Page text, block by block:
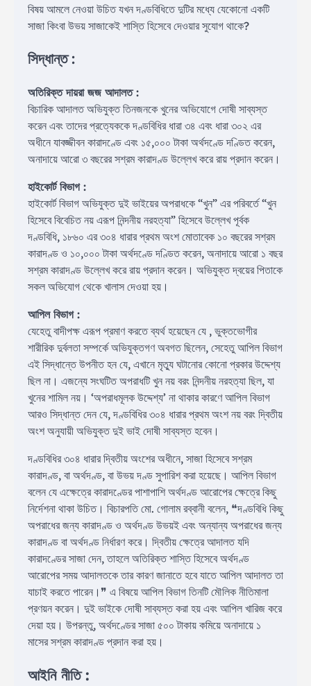
বিষয় আমলে নেওয়া উচিত যখন দণ্ডবিধিতে দুটির মধ্যে যেকোনো একটি
সাজা কিংবা উভয় সাজাকেই শাস্তি হিসেবে দেওয়ার সুযোগ থাকে?
সিদ্ধান্ত :
অতিরিক্ত দায়রা জজ আদালত:
বিচারিক আদালত অভিযুক্ত তিনজনকে খুনের অভিযোগে দোষী সাব্যস্ত
করেন এবং তাদের প্রত্যেককে দণ্ডবিধির ধারা ৩৪ এবং ধারা ৩০২ এর
অধীনে যাবজ্জীবন কারাদণ্ডে এবং ১৫,০০০ টাকা অর্থদণ্ডে দণ্ডিত করেন,
অনাদায়ে আরো ৩ বছরের সশ্রম কারাদণ্ড উল্লেখ করে রায় প্রদান করেন।
হাইকোর্ট বিভাগ :
হাইকোর্ট বিভাগ অভিযুক্ত দুই ভাইয়ের অপরাধকে “খুন” এর পরিবর্তে “খুন
হিসেবে বিবেচিত নয় এরূপ নিন্দনীয় নরহত্যা” হিসেবে উল্লেখ পূর্বক
দণ্ডবিধি, ১৮৬০ এর ৩০৪ ধারার প্রথম অংশ মোতাবেক ১০ বছরের সশ্রম
কারাদণ্ড ও ১০,০০০ টাকা অর্থদণ্ডে দণ্ডিত করেন, অনাদায়ে আরো ১ বছর
সশ্রম কারাদণ্ড উল্লেখ করে রায় প্রদান করেন। অভিযুক্ত দ্বয়ের পিতাকে
সকল অভিযোগ থেকে খালাস দেওয়া হয়।
আপিল বিভাগ :
যেহেতু বাদীপক্ষ এরূপ প্রমাণ করতে ব্যর্থ হয়েছেন যে , ভুক্তভোগীর
শারীরিক দুর্বলতা সম্পর্কে অভিযুক্তগণ অবগত ছিলেন, সেহেতু আপিল বিভাগ
এই সিদ্ধান্তে উপনীত হন যে, এখানে মৃত্যু ঘটানোর কোনো প্রকার উদ্দেশ্য
ছিল না। এজন্যে সংঘটিত অপরাধটি খুন নয় বরং নিন্দনীয় নরহত্যা ছিল, যা
খুনের শামিল নয়। ‘অপরাধমূলক উদ্দেশ্য’ না থাকার কারণে আপিল বিভাগ
আরও সিদ্ধান্ত দেন যে, দণ্ডবিধির ৩০৪ ধারার প্রথম অংশ নয় বরং দ্বিতীয়
অংশ অনুযায়ী অভিযুক্ত দুই ভাই দোষী সাব্যস্ত হবেন।
দণ্ডবিধির ৩০৪ ধারার দ্বিতীয় অংশের অধীনে, সাজা হিসেবে সশ্রম
কারাদণ্ড, বা অর্থদণ্ড, বা উভয় দণ্ড সুপারিশ করা হয়েছে। আপিল বিভাগ
বলেন যে এক্ষেত্রে কারাদণ্ডের পাশাপাশি অর্থদণ্ড আরোপের ক্ষেত্রে কিছু
নির্দেশনা থাকা উচিত। বিচারপতি মো. গোলাম রব্বানী বলেন, ❝দণ্ডবিধি কিছু
অপরাধের জন্য কারাদণ্ড ও অর্থদণ্ড উভয়ই এবং অন্যান্য অপরাধের জন্য
কারাদণ্ড বা অর্থদণ্ড নির্ধারণ করে। দ্বিতীয় ক্ষেত্রে আদালত যদি
কারাদণ্ডের সাজা দেন, তাহলে অতিরিক্ত শাস্তি হিসেবে অর্থদণ্ড
আরোপের সময় আদালতকে তার কারণ জানাতে হবে যাতে আপিল আদালত তা
যাচাই করতে পারেন।❞ এ বিষয়ে আপিল বিভাগ তিনটি মৌলিক নীতিমালা
প্রণয়ন করেন। দুই ভাইকে দোষী সাব্যস্ত করা হয় এবং আপিল খারিজ করে
দেয়া হয়। উপরন্তু, অর্থদণ্ডের সাজা ৫০০ টাকায় কমিয়ে অনাদায়ে ১
মাসের সশ্রম কারাদণ্ড প্রদান করা হয়।
আইনি নীতি :